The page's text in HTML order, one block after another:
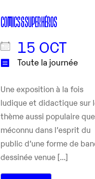
COMICS & SUPER HÉROS
15 OCT
Toute la journée
Une exposition à la fois
ludique et didactique sur
thème aussi populaire que
méconnu dans l’esprit du
public d’une forme de
dessinée venue [...]